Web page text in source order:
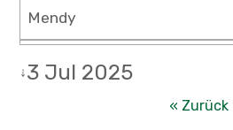
Mendy
↓3 Jul 2025
« Zurück